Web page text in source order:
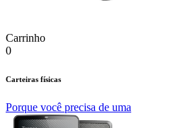
Carrinho
0
Carteiras físicas
Porque você precisa de uma